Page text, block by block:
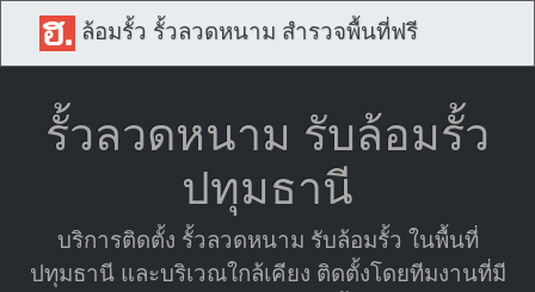
ล้อมรั้ว รั้วลวดหนาม สำรวจพื้นที่ฟรี
รั้วลวดหนาม รับล้อมรั้ว
ปทุมธานี
บริการติดตั้ง รั้วลวดหนาม รับล้อมรั้ว ในพื้นที่
ปทุมธานี และบริเวณใกล้เคียง ติดตั้งโดยทีมงานที่มี